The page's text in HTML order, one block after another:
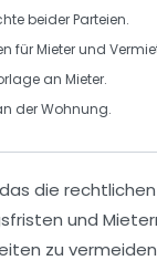
beider Parteien.
für Mieter und
an Mieter.
der Wohnung.
die
und
zu